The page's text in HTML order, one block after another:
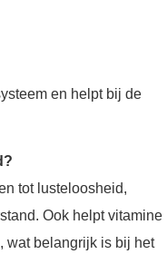
en helpt bij de
tot lusteloosheid,
Ook helpt vitamine
wat belangrijk is bij het